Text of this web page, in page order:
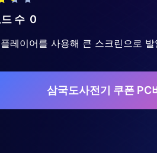
수 0
레이어를 사용해 큰 스크린으로
삼국도사전기 쿠폰 PC